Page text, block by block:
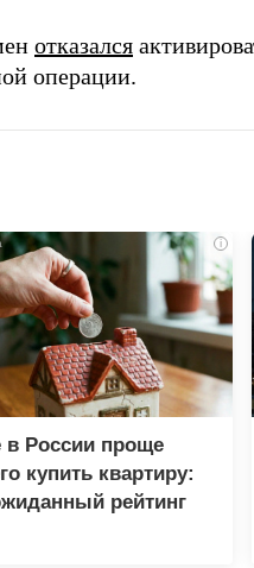
отказался
операции.
i
в России проще
купить квартиру:
рейтинг